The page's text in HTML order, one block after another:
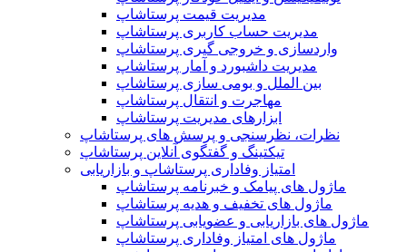
مدیریت قیمت پرستاشاپ
مدیریت حساب کاربری پرستاشاپ
واردسازی و خروجی گیری پرستاشاپ
مدیریت داشبورد و آمار پرستاشاپ
بین الملل و بومی سازی پرستاشاپ
مهاجرت و انتقال پرستاشاپ
ابزارهای مدیریت پرستاشاپ
نظرات، نظرسنجی و پرسش های پرستاشاپ
تیکتینگ و گفتگوی آنلاین پرستاشاپ
امتیاز وفاداری پرستاشاپ و بازاریابی
ماژول های پیامک و خبرنامه پرستاشاپ
ماژول های تخفیف و هدیه پرستاشاپ
ماژول های بازاریابی و عضویابی پرستاشاپ
ماژول های امتیاز وفاداری پرستاشاپ